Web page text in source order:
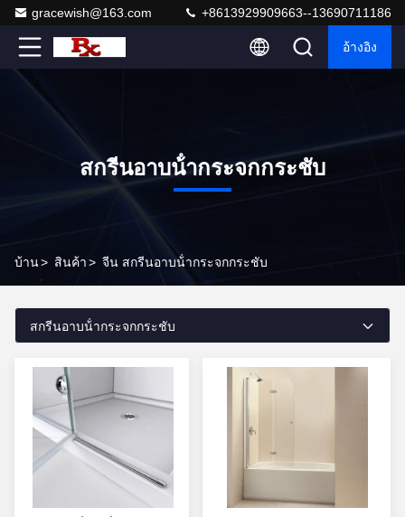
gracewish@163.com +8613929909663--13690711186
อ้างอิง
สกรีนอาบน้ํากระจกกระชับ
บ้าน> สินค้า> จีน สกรีนอาบน้ํากระจกกระชับ
สกรีนอาบน้ํากระจกกระชับ